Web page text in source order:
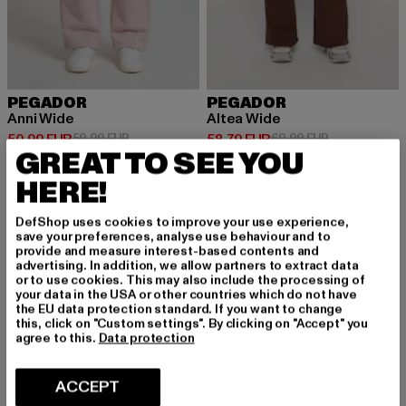
PEGADOR
Anni Wide
50,99 EUR
Ajankohtainen hinta: 50,99 EUR
59,99 EURKampanjahinta: 59,99 EUR
PEGADOR
Altea Wide
58,79 EUR
Ajankohtainen hinta: 58,79 EUR
69,99 EUR
GREAT TO SEE YOU
HERE!
DefShop uses cookies to improve your use experience,
save your preferences, analyse use behaviour and to
provide and measure interest-based contents and
advertising. In addition, we allow partners to extract data
or to use cookies. This may also include the processing of
your data in the USA or other countries which do not have
the EU data protection standard. If you want to change
this, click on "Custom settings". By clicking on "Accept" you
agree to this. Data protection
ACCEPT